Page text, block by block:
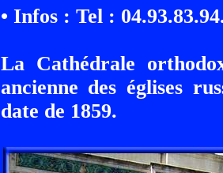
• Infos : Tel :
La Cathédrale
ancienne des églises
date de 1859.